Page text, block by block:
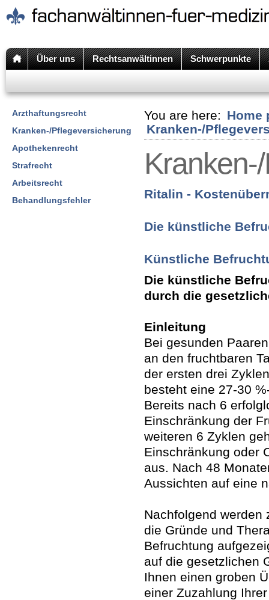
Über uns Rechtsanwältinnen Schwerpunkte
Arzthaftungsrecht
Kranken-/Pflegeversicherung
Apothekenrecht
Strafrecht
Arbeitsrecht
Behandlungsfehler
You are here: Home
Kranken-/
Ritalin -
Die künstliche
Künstliche
Die künstliche
durch die
Einleitung
Bei gesunden
an den fruchtbaren
der ersten drei
besteht eine 27-30
Bereits nach 6
Einschränkung der
weiteren 6 Zyklen
Einschränkung oder
aus. Nach 48
Aussichten auf eine
Nachfolgend werden
die Gründe und
Befruchtung
auf die gesetzlichen
Ihnen einen groben
einer Zuzahlung